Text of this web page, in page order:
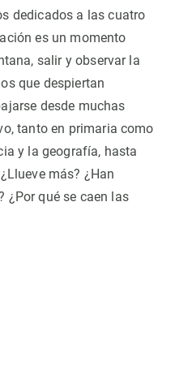
dedicados a las cuatro
es un momento
salir y observar la
que despiertan
desde muchas
tanto en primaria como
y la geografía, hasta
más? ¿Han
¿Por qué se caen las